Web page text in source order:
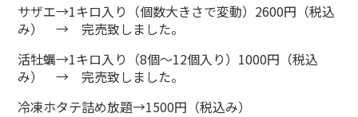
サザエ→1キロ入り（個数大きさで変動）2600円（税込
み） → 完売致しました。
活牡蠣→1キロ入り（8個～12個入り）1000円（税込
み） → 完売致しました。
冷凍ホタテ詰め放題→1500円（税込み）